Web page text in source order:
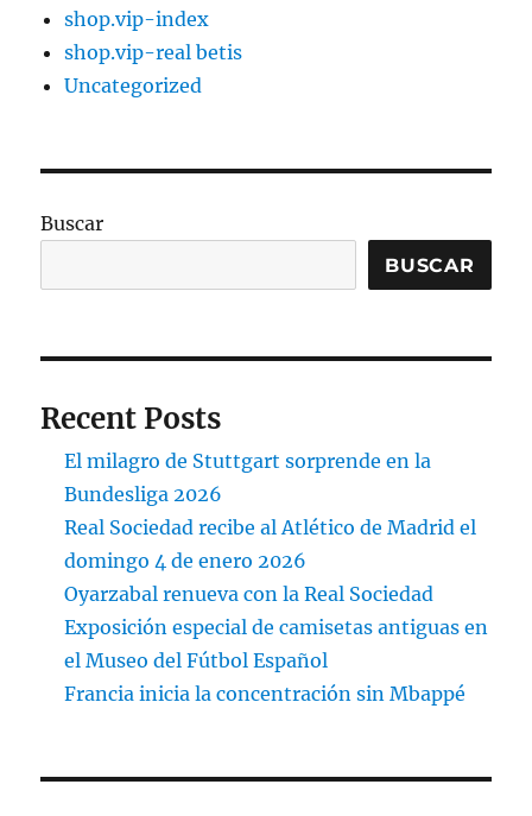
shop.vip-index
shop.vip-real betis
Uncategorized
Buscar
BUSCAR
Recent Posts
El milagro de Stuttgart sorprende en la
Bundesliga 2026
Real Sociedad recibe al Atlético de Madrid el
domingo 4 de enero 2026
Oyarzabal renueva con la Real Sociedad
Exposición especial de camisetas antiguas en
el Museo del Fútbol Español
Francia inicia la concentración sin Mbappé